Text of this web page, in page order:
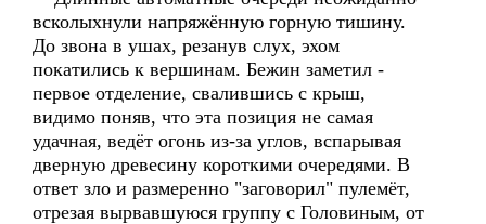
всколыхнули напряжённую горную тишину.
До звона в ушах, резанув слух, эхом
покатились к вершинам. Бежин заметил -
первое отделение, свалившись с крыш,
видимо поняв, что эта позиция не самая
удачная, ведёт огонь из-за углов, вспарывая
дверную древесину короткими очередями. В
ответ зло и размеренно "заговорил" пулемёт,
отрезая вырвавшуюся группу с Головиным, от